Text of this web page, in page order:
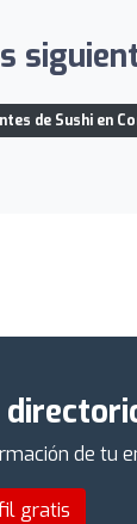
de Sushi en
de
gratis